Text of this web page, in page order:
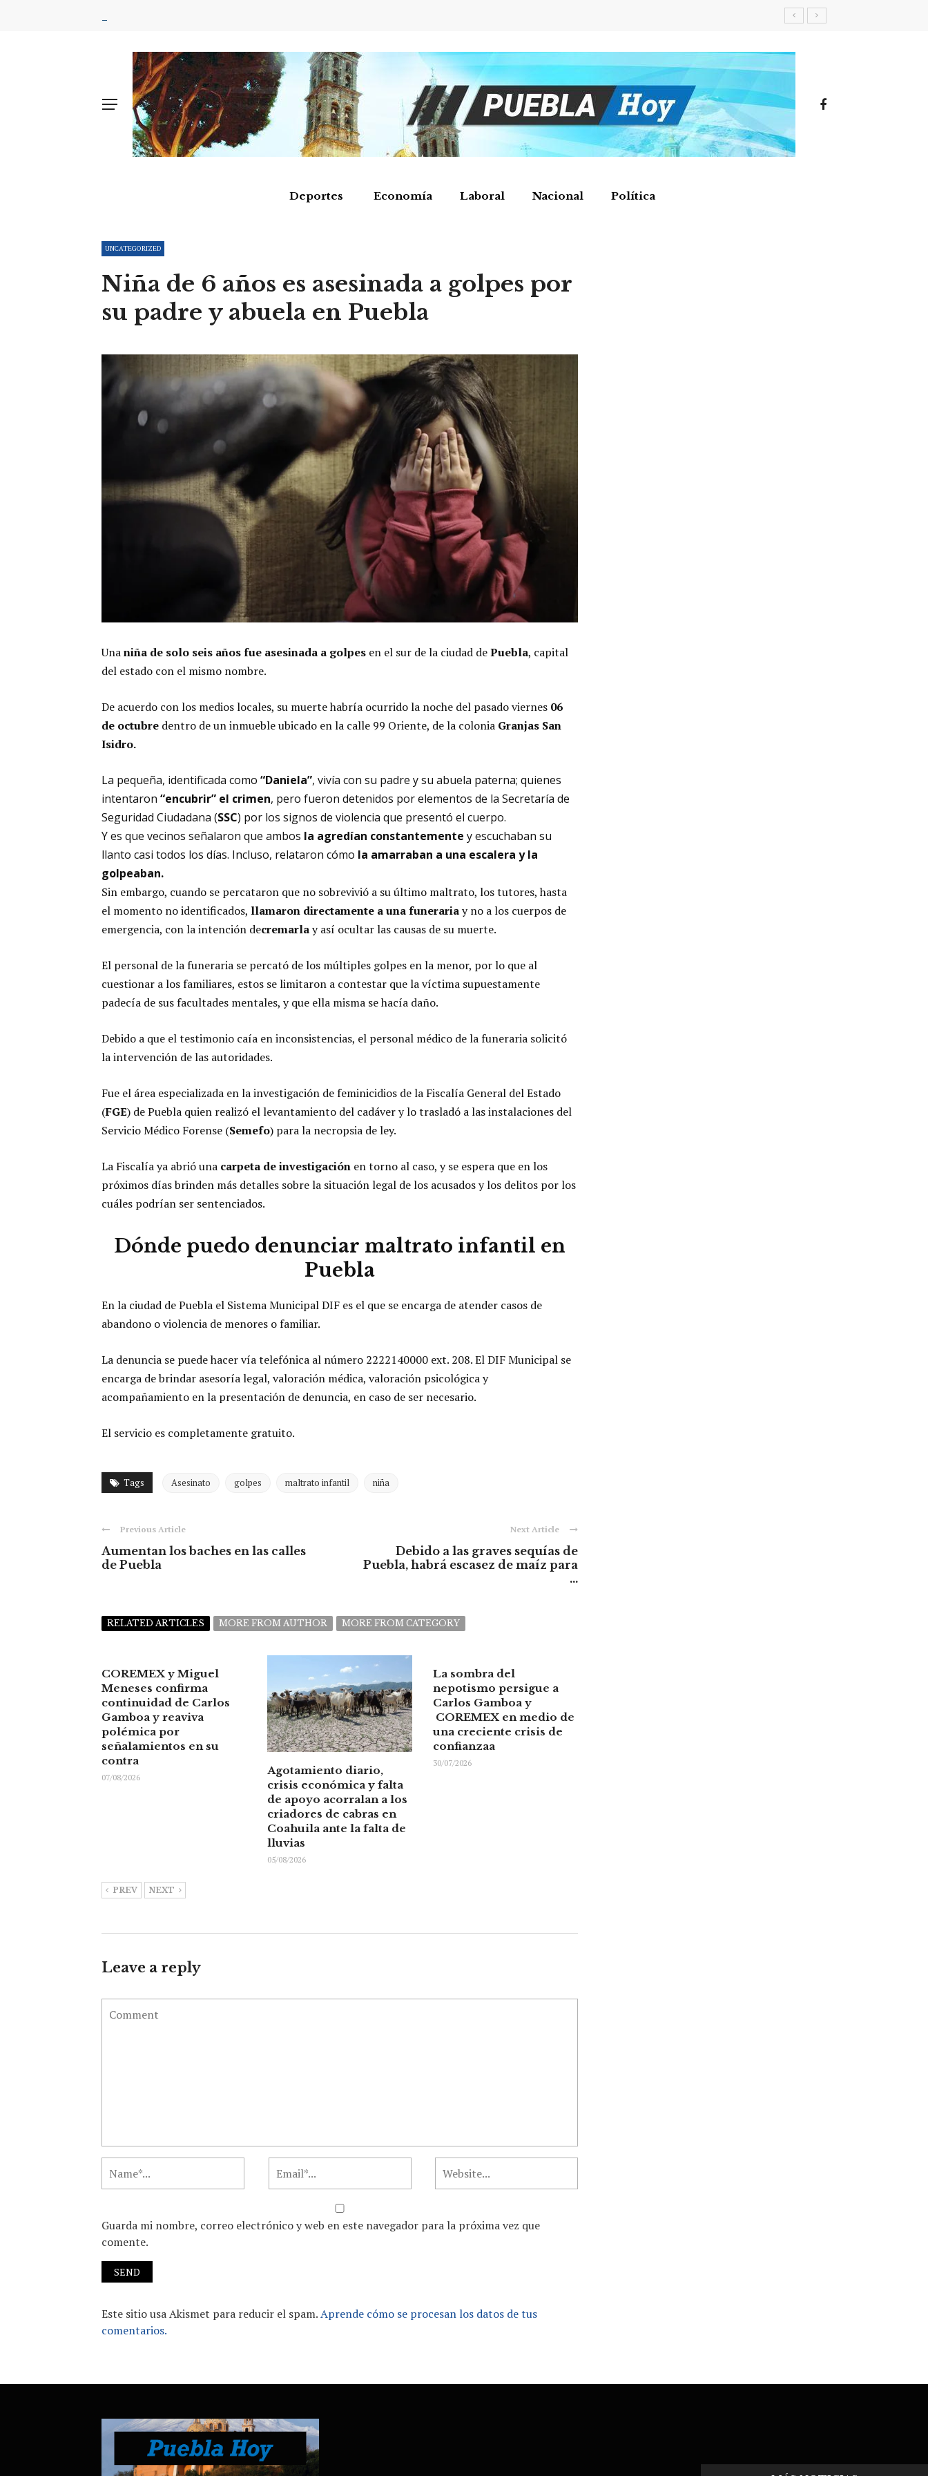
Deportes Economía Laboral Nacional Política
UNCATEGORIZED
Niña de 6 años es asesinada a golpes por
su padre y abuela en Puebla
Unaniña de solo seis años fue asesinada a golpes en el sur de la ciudad dePuebla, capital
del estado con el mismo nombre.
De acuerdo con los medios locales, su muerte habría ocurrido la noche del pasado viernes 06
de octubre dentro de un inmueble ubicado en la calle 99 Oriente, de la colonia Granjas San
Isidro.
La pequeña, identificada como “Daniela”, vivía con su padre y su abuela paterna; quienes
intentaron “encubrir” el crimen, pero fueron detenidos por elementos de la Secretaría de
Seguridad Ciudadana (SSC) por los signos de violencia que presentó el cuerpo.
Y es que vecinos señalaron que ambos la agredían constantemente y escuchaban su
llanto casi todos los días. Incluso, relataron cómo la amarraban a una escalera y la
golpeaban.
Sin embargo, cuando se percataron que no sobrevivió a su último maltrato, los tutores, hasta
el momento no identificados, llamaron directamente a una funerariay no a los cuerpos de
emergencia, con la intención decremarlay así ocultar las causas de su muerte.
El personal de la funeraria se percató de los múltiples golpes en la menor, por lo que al
cuestionar a los familiares, estos se limitaron a contestar que la víctima supuestamente
padecía de sus facultades mentales, y que ella misma se hacía daño.
Debido a que el testimonio caía en inconsistencias, el personal médico de la funeraria solicitó
la intervención de las autoridades.
Fue el área especializada en la investigación de feminicidios de la Fiscalía General del Estado
(FGE) de Puebla quien realizó el levantamiento del cadáver y lo trasladó a las instalaciones del
Servicio Médico Forense (Semefo) para la necropsia de ley.
La Fiscalía ya abrió una carpeta de investigación en torno al caso, y se espera que en los
próximos días brinden más detalles sobre la situación legal de los acusados y los delitos por los
cuáles podrían ser sentenciados.
Dónde puedo denunciar maltrato infantil en
Puebla
En la ciudad de Puebla el Sistema Municipal DIF es el que se encarga de atender casos de
abandono o violencia de menores o familiar.
La denuncia se puede hacer vía telefónica al número 2222140000 ext. 208. El DIF Municipal se
encarga de brindar asesoría legal, valoración médica, valoración psicológica y
acompañamiento en la presentación de denuncia, en caso de ser necesario.
El servicio es completamente gratuito.
Tags Asesinato golpes maltrato infantil niña
Previous Article
Aumentan los baches en las calles
de Puebla
Next Article
Debido a las graves sequías de
Puebla, habrá escasez de maíz para
...
RELATED ARTICLES MORE FROM AUTHOR MORE FROM CATEGORY
COREMEX y Miguel
Meneses confirma
continuidad de Carlos
Gamboa y reaviva
polémica por
señalamientos en su
contra
07/08/2026
Agotamiento diario,
crisis económica y falta
de apoyo acorralan a los
criadores de cabras en
Coahuila ante la falta de
lluvias
05/08/2026
La sombra del
nepotismo persigue a
Carlos Gamboa y
COREMEX en medio de
una creciente crisis de
confianzaa
30/07/2026
PREV NEXT
Leave a reply
Guarda mi nombre, correo electrónico y web en este navegador para la próxima vez que
comente.
Este sitio usa Akismet para reducir el spam.Aprende cómo se procesan los datos de tus
comentarios.